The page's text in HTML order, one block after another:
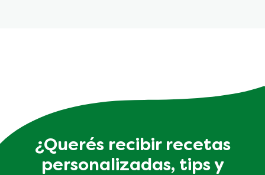
¿Querés recibir recetas
personalizadas, tips y